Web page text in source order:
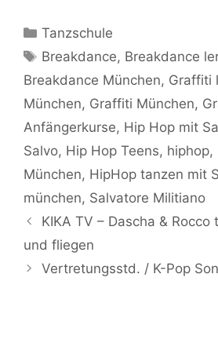
Kategorien
Tanzschule
Schlagwörter
Breakdance, Breakdance
Breakdance München, Graffiti
München, Graffiti München,
Anfängerkurse, Hip Hop mit
Salvo, Hip Hop Teens, hiphop,
München, HipHop tanzen mit
münchen, Salvatore Militiano
KIKA TV – Dascha &
und fliegen
Vertretungsstd. / K-Pop